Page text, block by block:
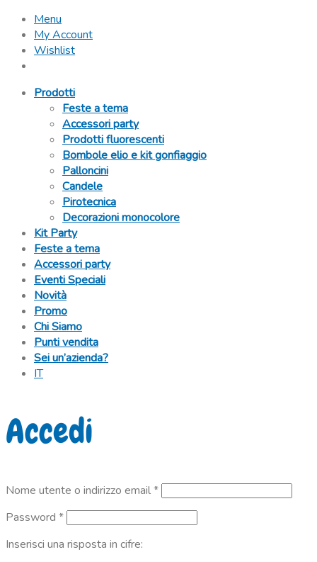
Menu
My Account
Wishlist
Prodotti
Feste a tema
Accessori party
Prodotti fluorescenti
Bombole elio e kit gonfiaggio
Palloncini
Candele
Pirotecnica
Decorazioni monocolore
Kit Party
Feste a tema
Accessori party
Eventi Speciali
Novità
Promo
Chi Siamo
Punti vendita
Sei un’azienda?
IT
Accedi
Nome utente o indirizzo email*Richiesto
Password *Richiesto
Inserisci una risposta in cifre: